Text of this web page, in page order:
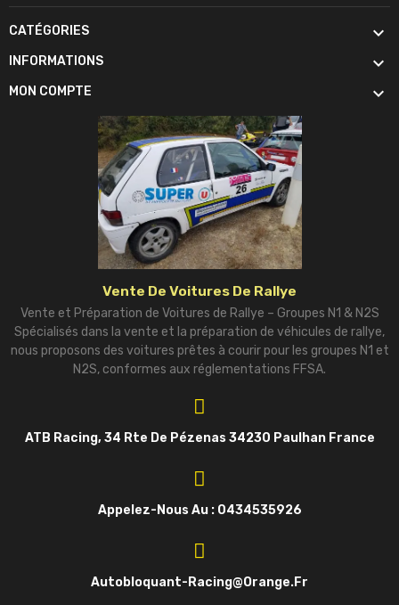
CATÉGORIES 
INFORMATIONS 
MON COMPTE 
Vente De Voitures De Rallye
Vente et Préparation de Voitures de Rallye – Groupes N1 & N2S
Spécialisés dans la vente et la préparation de véhicules de rallye,
nous proposons des voitures prêtes à courir pour les groupes N1 et
N2S, conformes aux réglementations FFSA.
ATB Racing, 34 Rte De Pézenas 34230 Paulhan France
Appelez-Nous Au : 0434535926
Autobloquant-Racing@orange.fr